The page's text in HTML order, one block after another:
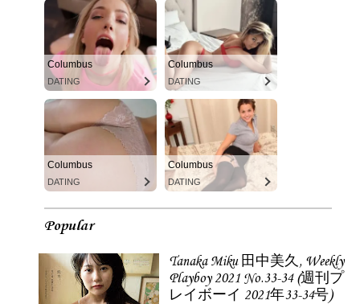
Columbus
DATING
Columbus
DATING
Columbus
DATING
Columbus
DATING
Popular
Tanaka Miku 田中美久, Weekly
Playboy 2021 No.33-34 (週刊プ
レイボーイ 2021年33-34号)